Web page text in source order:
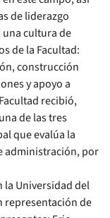
de liderazgo
cultura de
de la Facultad:
construcción
y apoyo a
recibió,
de las tres
que evalúa la
administración, por
la Universidad del
representación de